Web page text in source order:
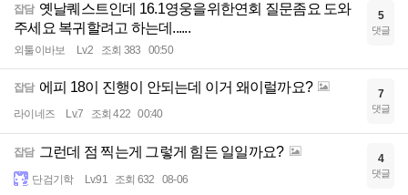
잡담 옛날퀘스트인데 16.1영웅을위한연회 질문좀요 도와
주세요 복귀할려고 하는데......
외툴이바보 Lv.2 조회 383 00:50
5
댓글
잡담 에피 18이 진행이 안되는데 이거 왜이럴까요?
라이네즈 Lv.7 조회 422 00:40
7
댓글
잡담 그런데 점 찍는게 그렇게 힘든 일일까요?
단검기학 Lv.91 조회 632 08-06
4
댓글